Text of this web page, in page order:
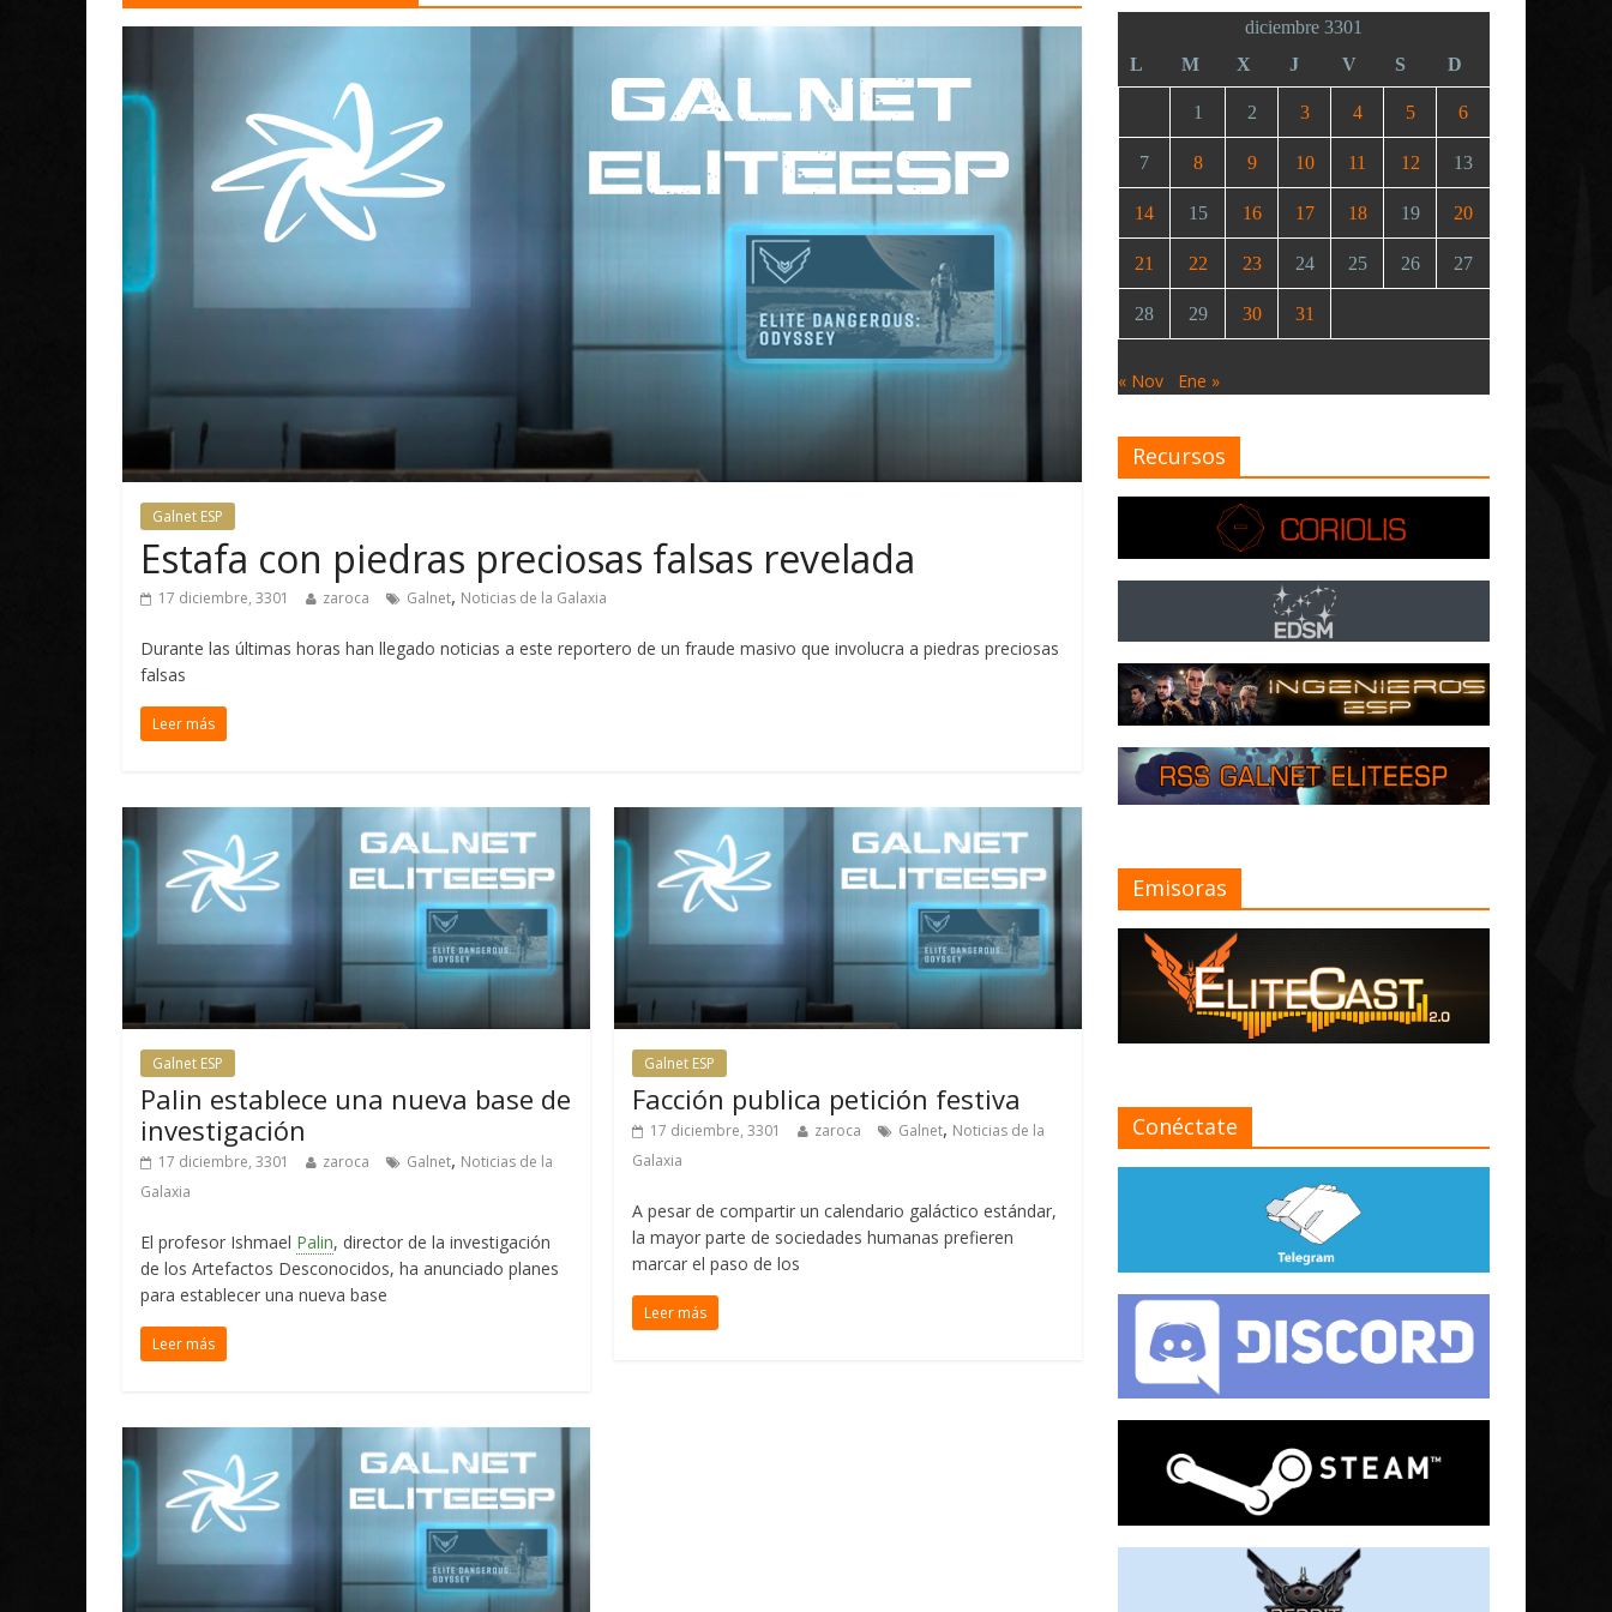
Galnet ESP
Estafa con piedras preciosas falsas revelada
17 diciembre, 3301 zaroca Galnet, Noticias de la Galaxia
Durante las últimas horas han llegado noticias a este reportero de un fraude masivo que involucra a piedras preciosas
falsas
Leer más
Galnet ESP
Palin establece una nueva base de
investigación
17 diciembre, 3301 zaroca Galnet, Noticias de la
Galaxia
El profesor Ishmael Palin, director de la investigación
de los Artefactos Desconocidos, ha anunciado planes
para establecer una nueva base
Leer más
Galnet ESP
Facción publica petición festiva
17 diciembre, 3301 zaroca Galnet, Noticias de la
Galaxia
A pesar de compartir un calendario galáctico estándar,
la mayor parte de sociedades humanas prefieren
marcar el paso de los
Leer más
diciembre 3301
L
M X J V S D
1 2 3 4 5 6
7 8 9 10 11 12 13
14 15 16 17 18 19 20
21 22 23 24 25 26 27
28 29 30 31
« Nov Ene »
Recursos
Emisoras
Conéctate